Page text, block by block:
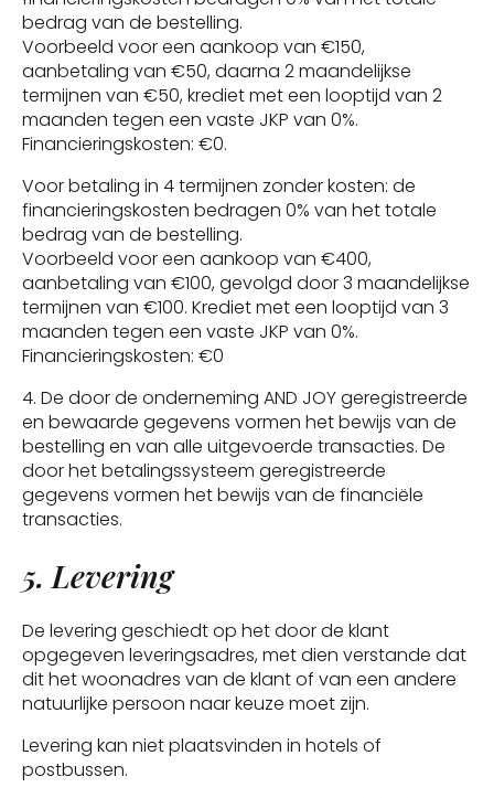
bedrag van de bestelling.
Voorbeeld voor een aankoop van €150,
aanbetaling van €50, daarna 2 maandelijkse
termijnen van €50, krediet met een looptijd van 2
maanden tegen een vaste JKP van 0%.
Financieringskosten: €0.
Voor betaling in 4 termijnen zonder kosten: de
financieringskosten bedragen 0% van het totale
bedrag van de bestelling.
Voorbeeld voor een aankoop van €400,
aanbetaling van €100, gevolgd door 3 maandelijkse
termijnen van €100. Krediet met een looptijd van 3
maanden tegen een vaste JKP van 0%.
Financieringskosten: €0
4. De door de onderneming AND JOY geregistreerde
en bewaarde gegevens vormen het bewijs van de
bestelling en van alle uitgevoerde transacties. De
door het betalingssysteem geregistreerde
gegevens vormen het bewijs van de financiële
transacties.
5. Levering
De levering geschiedt op het door de klant
opgegeven leveringsadres, met dien verstande dat
dit het woonadres van de klant of van een andere
natuurlijke persoon naar keuze moet zijn.
Levering kan niet plaatsvinden in hotels of
postbussen.